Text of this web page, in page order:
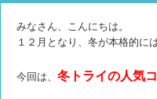
みなさん、こんにちは。
１２月となり、冬が本格的に
今回は、 冬トライの人気